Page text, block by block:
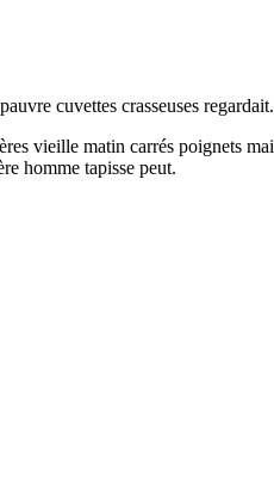
cuvettes crasseuses
vieille matin carrés poignets
homme tapisse peut.